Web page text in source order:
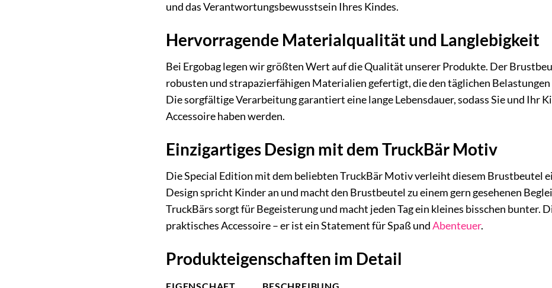
und das Verantwortungsbewusstsein Ihres Kindes.
Hervorragende Materialqualität und Langlebigkeit
Bei Ergobag legen wir größten Wert auf die Qualität unserer Produkte. Der
robusten und strapazierfähigen Materialien gefertigt, die den täglichen
Die sorgfältige Verarbeitung garantiert eine lange Lebensdauer, sodass Sie und Ihr
Accessoire haben werden.
Einzigartiges Design mit dem TruckBär Motiv
Die Special Edition mit dem beliebten TruckBär Motiv verleiht diesem Brustbeutel
Design spricht Kinder an und macht den Brustbeutel zu einem gern gesehenen
TruckBärs sorgt für Begeisterung und macht jeden Tag ein kleines bisschen bunter.
praktisches Accessoire – er ist ein Statement für Spaß undAbenteuer.
Produkteigenschaften im Detail